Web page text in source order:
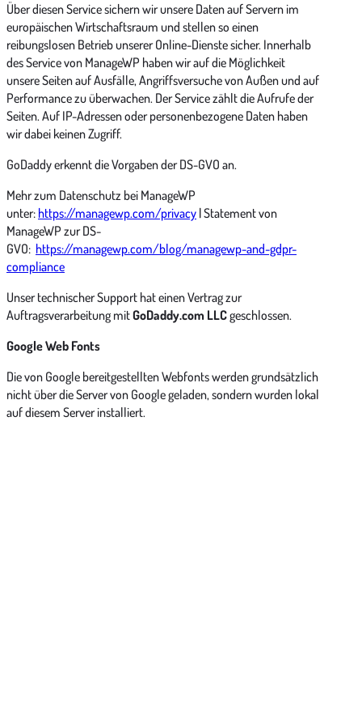
Über diesen Service sichern wir unsere Daten auf Servern im
europäischen Wirtschaftsraum und stellen so einen
reibungslosen Betrieb unserer Online-Dienste sicher. Innerhalb
des Service von ManageWP haben wir auf die Möglichkeit
unsere Seiten auf Ausfälle, Angriffsversuche von Außen und auf
Performance zu überwachen. Der Service zählt die Aufrufe der
Seiten. Auf IP-Adressen oder personenbezogene Daten haben
wir dabei keinen Zugriff.
GoDaddy erkennt die Vorgaben der DS-GVO an.
Mehr zum Datenschutz bei ManageWP
unter: https://managewp.com/privacy | Statement von
ManageWP zur DS-
GVO: https://managewp.com/blog/managewp-and-gdpr-
compliance
Unser technischer Support hat einen Vertrag zur
Auftragsverarbeitung mitGoDaddy.com LLCgeschlossen.
Google Web Fonts
Die von Google bereitgestellten Webfonts werden grundsätzlich
nicht über die Server von Google geladen, sondern wurden lokal
auf diesem Server installiert.